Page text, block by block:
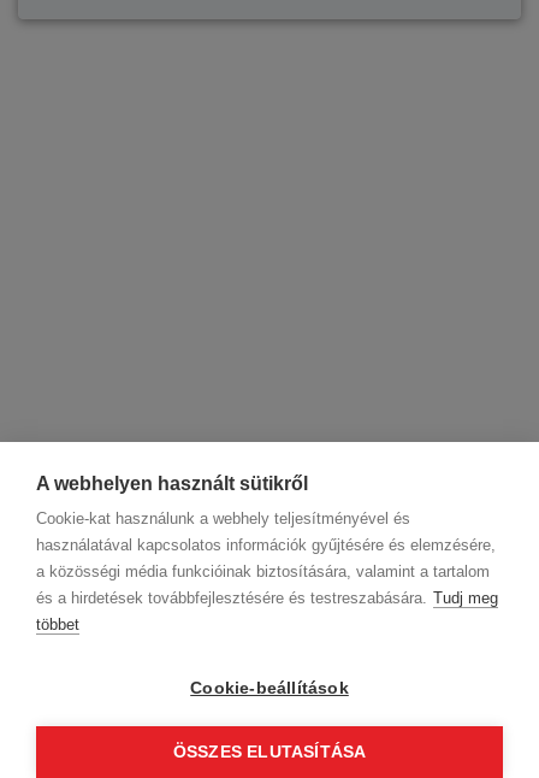
A webhelyen használt sütikről
Cookie-kat használunk a webhely teljesítményével és
használatával kapcsolatos információk gyűjtésére és elemzésére,
a közösségi média funkcióinak biztosítására, valamint a tartalom
és a hirdetések továbbfejlesztésére és testreszabására. Tudj meg
többet
Cookie-beállítások
ÖSSZES ELUTASÍTÁSA
Kövess minket!